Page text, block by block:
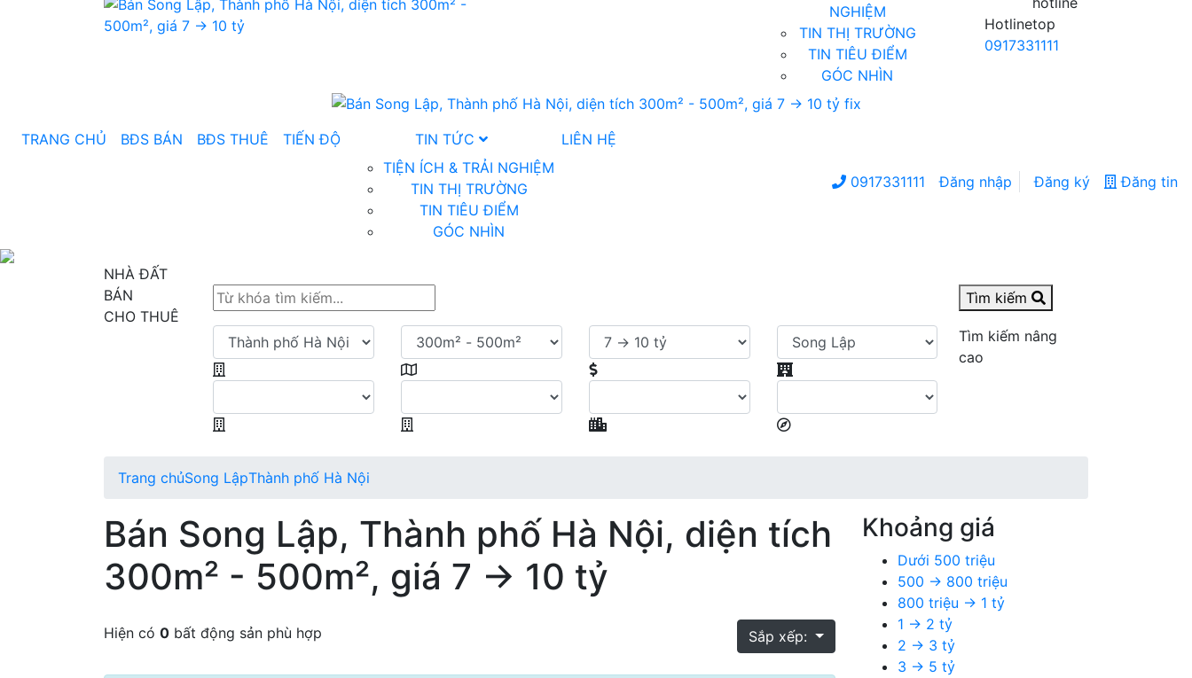
NGHIỆM
TIN THỊ TRƯỜNG
TIN TIÊU ĐIỂM
GÓC NHÌN
Hotline
0917331111
TRANG CHỦ BĐS BÁN BĐS THUÊ TIẾN ĐỘ
TIN TỨC
TIỆN ÍCH & TRẢI NGHIỆM
TIN THỊ TRƯỜNG
TIN TIÊU ĐIỂM
GÓC NHÌN
LIÊN HỆ
0917331111 Đăng nhập Đăng ký Đăng tin
NHÀ ĐẤT
BÁN
CHO THUÊ
Tìm kiếm
Tìm kiếm nâng
cao
Trang chủSong LậpThành phố Hà Nội
Bán Song Lập, Thành phố Hà Nội, diện tích
300m² - 500m², giá 7 → 10 tỷ
Hiện có 0 bất động sản phù hợp Sắp xếp:
Khoảng giá
Dưới 500 triệu
500 → 800 triệu
800 triệu → 1 tỷ
1 → 2 tỷ
2 → 3 tỷ
3 → 5 tỷ